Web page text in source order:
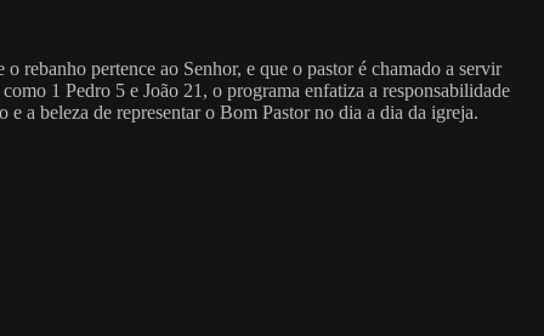
rebanho pertence ao Senhor, e que o pastor é chamado a servir
1 Pedro 5 e João 21, o programa enfatiza a responsabilidade
a beleza de representar o Bom Pastor no dia a dia da igreja.